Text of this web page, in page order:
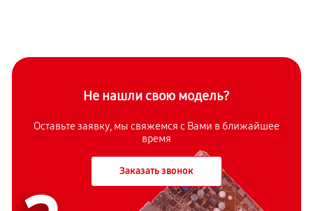
Не нашли свою модель?
Оставьте заявку, мы свяжемся с Вами в ближайшее
время
Заказать звонок